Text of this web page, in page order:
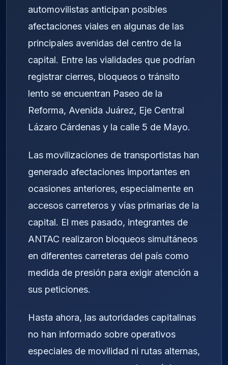
automovilistas anticipan posibles
afectaciones viales en algunas de las
principales avenidas del centro de la
capital. Entre las vialidades que podrían
registrar cierres, bloqueos o tránsito
lento se encuentran Paseo de la
Reforma, Avenida Juárez, Eje Central
Lázaro Cárdenas y la calle 5 de Mayo.
Las movilizaciones de transportistas han
generado afectaciones importantes en
ocasiones anteriores, especialmente en
accesos carreteros y vías primarias de la
capital. El mes pasado, integrantes de
ANTAC realizaron bloqueos simultáneos
en diferentes carreteras del país como
medida de presión para exigir atención a
sus peticiones.
Hasta ahora, las autoridades capitalinas
no han informado sobre operativos
especiales de movilidad ni rutas alternas,